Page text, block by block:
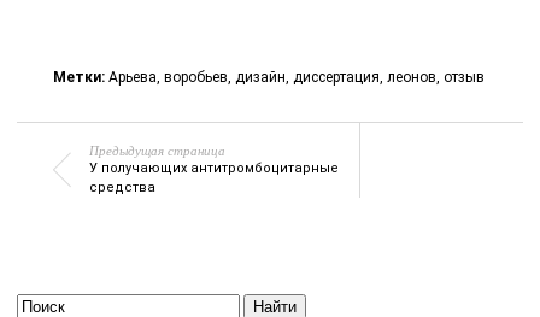
Метки: Арьева, воробьев, дизайн, диссертация, леонов, отзыв
Предыдущая страница
У получающих антитромбоцитарные
средства
Найти